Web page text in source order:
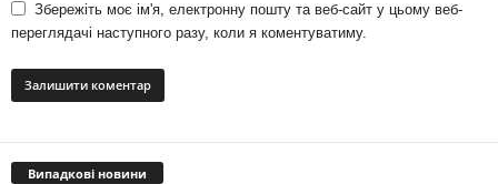
Збережіть моє ім'я, електронну пошту та веб-сайт у цьому веб-
переглядачі наступного разу, коли я коментуватиму.
Випадкові новини